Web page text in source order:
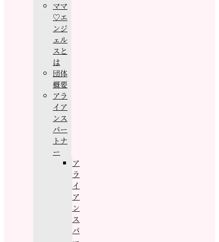
ママ
♡エ
ンジ
ェル
スと
は
団体
概要
アラ
イア
ンス
パー
トナ
ー
ア
ラ
イ
ア
ン
ス
パ